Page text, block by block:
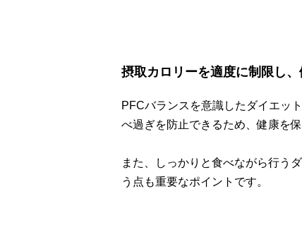
摂取カロリーを適度に制限し
PFCバランスを意識したダイエッ
べ過ぎを防止できるため、健康を
また、しっかりと食べながら行う
う点も重要なポイントです。